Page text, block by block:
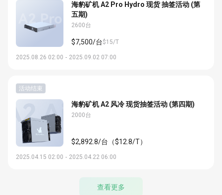
海豹矿机 A2 Pro Hydro 现货 抽签活动 (第
五期)
2600台
$7,500/台$15/T
2025.08.26 02:00 - 2025.09.02 07:00
活动结束
海豹矿机 A2 风冷 现货抽签活动 (第四期)
2000台
$2,892.8/台（$12.8/T）
2025.04.15 02:00 - 2025.04.22 06:00
查看更多